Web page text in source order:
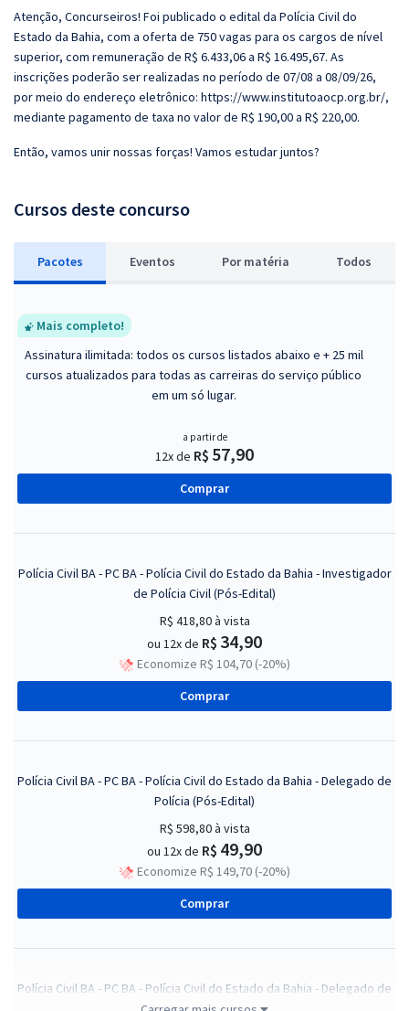
Atenção, Concurseiros! Foi publicado o edital da Polícia Civil do
Estado da Bahia, com a oferta de 750 vagas para os cargos de nível
superior, com remuneração de R$ 6.433,06 a R$ 16.495,67. As
inscrições poderão ser realizadas no período de 07/08 a 08/09/26,
por meio do endereço eletrônico: https://www.institutoaocp.org.br/,
mediante pagamento de taxa no valor de R$ 190,00 a R$ 220,00.
Então, vamos unir nossas forças! Vamos estudar juntos?
Cursos deste concurso
Pacotes Eventos Por matéria Todos
Mais completo!
Assinatura ilimitada: todos os cursos listados abaixo e + 25 mil
cursos atualizados para todas as carreiras do serviço público
em um só lugar.
a partir de
12x de R$ 57,90
Comprar
Polícia Civil BA - PC BA - Polícia Civil do Estado da Bahia - Investigador
de Polícia Civil (Pós-Edital)
R$ 418,80à vista
ou 12x de R$ 34,90
Economize R$ 104,70 (-20%)
Comprar
Polícia Civil BA - PC BA - Polícia Civil do Estado da Bahia - Delegado de
Polícia (Pós-Edital)
R$ 598,80à vista
ou 12x de R$ 49,90
Economize R$ 149,70 (-20%)
Comprar
Polícia Civil BA - PC BA - Polícia Civil do Estado da Bahia - Delegado de